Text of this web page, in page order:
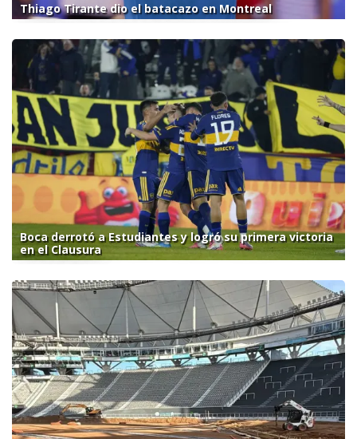
Thiago Tirante dio el batacazo en Montreal
Boca derrotó a Estudiantes y logró su primera victoria
en el Clausura